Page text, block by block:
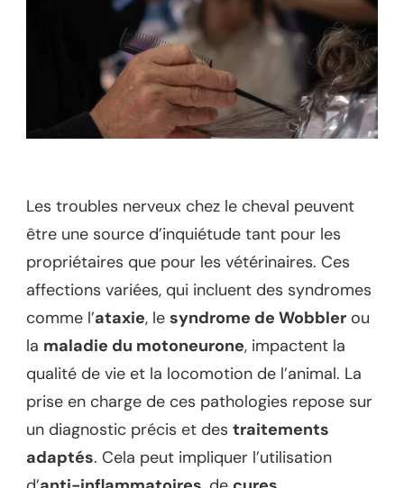
Les troubles nerveux chez le cheval peuvent
être une source d’inquiétude tant pour les
propriétaires que pour les vétérinaires. Ces
affections variées, qui incluent des syndromes
comme l’ataxie, le syndrome de Wobbler ou
la maladie du motoneurone, impactent la
qualité de vie et la locomotion de l’animal. La
prise en charge de ces pathologies repose sur
un diagnostic précis et des traitements
adaptés. Cela peut impliquer l’utilisation